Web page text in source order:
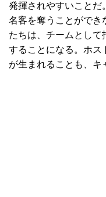
発揮されやすいことだ
名客を奪うことができ
たちは、チームとして
することになる。ホス
が生まれることも、キ